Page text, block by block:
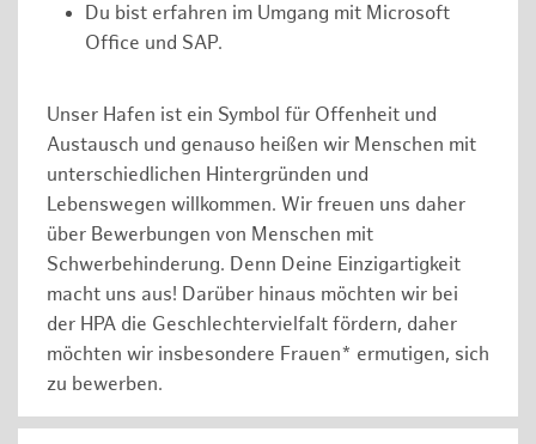
Du bist erfahren im Umgang mit Microsoft
Office und SAP.
Unser Hafen ist ein Symbol für Offenheit und
Austausch und genauso heißen wir Menschen mit
unterschiedlichen Hintergründen und
Lebenswegen willkommen. Wir freuen uns daher
über Bewerbungen von Menschen mit
Schwerbehinderung. Denn Deine Einzigartigkeit
macht uns aus! Darüber hinaus möchten wir bei
der HPA die Geschlechtervielfalt fördern, daher
möchten wir insbesondere Frauen* ermutigen, sich
zu bewerben.